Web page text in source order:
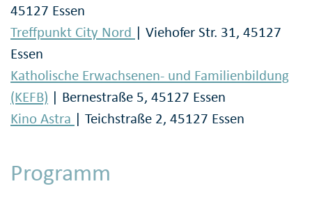
45127 Essen
Treffpunkt City Nord | Viehofer Str. 31, 45127
Essen
Katholische Erwachsenen- und Familienbildung
(KEFB) | Bernestraße 5, 45127 Essen
Kino Astra | Teichstraße 2, 45127 Essen
Programm